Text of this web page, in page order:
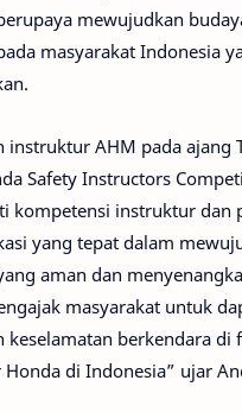
mewujudkan
masyarakat Indonesia
instruktur AHM pada ajang
Safety Instructors
kompetensi instruktur dan
yang tepat dalam
aman dan
masyarakat untuk
keselamatan berkendara di
di Indonesia” ujar